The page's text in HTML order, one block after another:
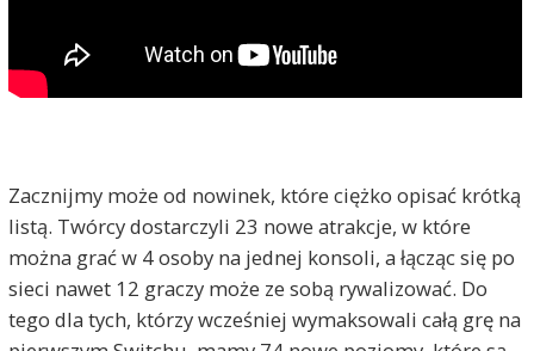
Zacznijmy może od nowinek, które ciężko opisać krótką
listą. Twórcy dostarczyli 23 nowe atrakcje, w które
można grać w 4 osoby na jednej konsoli, a łącząc się po
sieci nawet 12 graczy może ze sobą rywalizować. Do
tego dla tych, którzy wcześniej wymaksowali całą grę na